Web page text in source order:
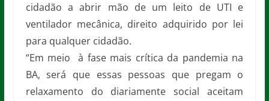
cidadão a abrir mão de um leito de UTI e
ventilador mecânica, direito adquirido por lei
para qualquer cidadão.
“Em meio à fase mais crítica da pandemia na
BA, será que essas pessoas que pregam o
relaxamento do diariamente social aceitam